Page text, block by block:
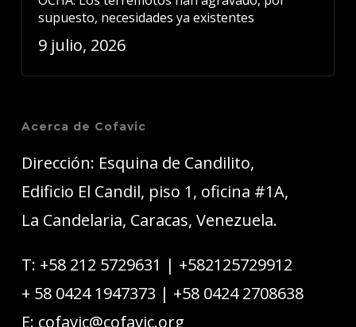
supuesto, necesidades ya existentes
9 julio, 2026
Acerca de Cofavic
Dirección: Esquina de Candilito,
Edificio El Candil, piso 1, oficina #1A,
La Candelaria, Caracas, Venezuela.
T: +58 212 5729631 | +582125729912
+ 58 0424 1947373 | +58 0424 2708638
E: cofavic@cofavic.org